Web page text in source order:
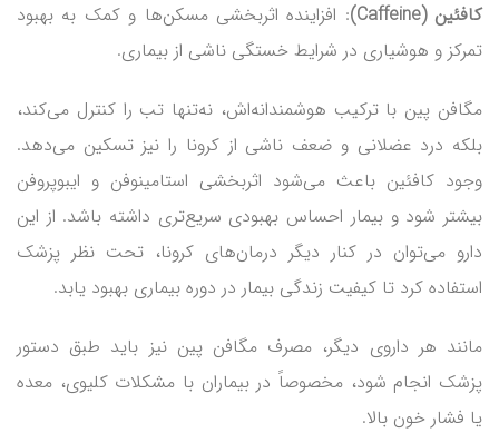
کافئین (Caffeine)
: افزاینده اثربخشی مسکن‌ها و کمک به بهبود
تمرکز و هوشیاری در شرایط خستگی ناشی از بیماری.
مگافن پین با ترکیب هوشمندانه‌اش، نه‌تنها تب را کنترل می‌کند،
بلکه درد عضلانی و ضعف ناشی از کرونا را نیز تسکین می‌دهد.
وجود کافئین باعث می‌شود اثربخشی استامینوفن و ایبوپروفن
بیشتر شود و بیمار احساس بهبودی سریع‌تری داشته باشد. از این
دارو می‌توان در کنار دیگر درمان‌های کرونا، تحت نظر پزشک
استفاده کرد تا کیفیت زندگی بیمار در دوره بیماری بهبود یابد.
مانند هر داروی دیگر، مصرف مگافن پین نیز باید طبق دستور
پزشک انجام شود، مخصوصاً در بیماران با مشکلات کلیوی، معده
یا فشار خون بالا.